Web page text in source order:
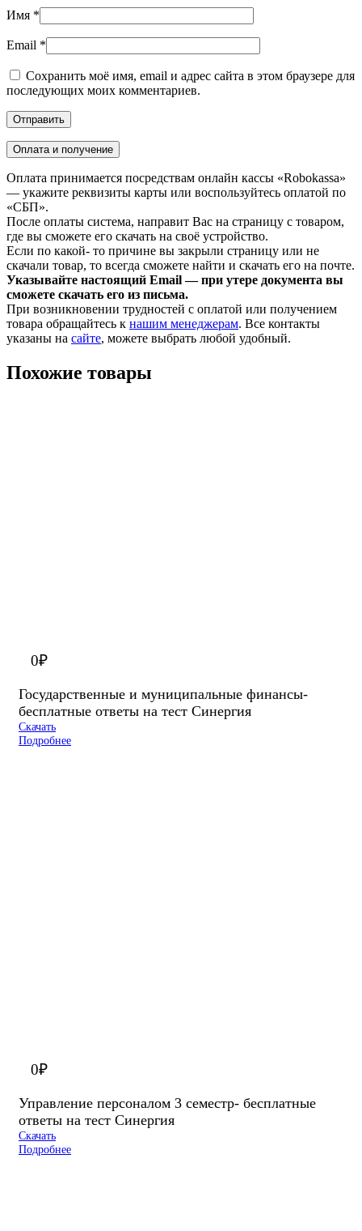
Имя *
Email *
Сохранить моё имя, email и адрес сайта в этом браузере для
последующих моих комментариев.
Оплата и получение
Оплата принимается посредствам онлайн кассы «Robokassa»
— укажите реквизиты карты или воспользуйтесь оплатой по
«СБП».
После оплаты система, направит Вас на страницу с товаром,
где вы сможете его скачать на своё устройство.
Если по какой- то причине вы закрыли страницу или не
скачали товар, то всегда сможете найти и скачать его на почте.
Указывайте настоящий Email — при утере документа вы
сможете скачать его из письма.
При возникновении трудностей с оплатой или получением
товара обращайтесь к нашим менеджерам. Все контакты
указаны на сайте, можете выбрать любой удобный.
Похожие товары
0₽
Государственные и муниципальные финансы-
бесплатные ответы на тест Синергия
Скачать
Подробнее
0₽
Управление персоналом 3 семестр- бесплатные
ответы на тест Синергия
Скачать
Подробнее